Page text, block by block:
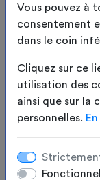
Vous pouvez à
consentement
dans le coin
Cliquez sur ce
utilisation des
ainsi que sur la
personnelles.
Fonctionnel
4 Résumé